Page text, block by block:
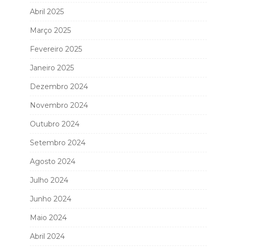
Abril 2025
Março 2025
Fevereiro 2025
Janeiro 2025
Dezembro 2024
Novembro 2024
Outubro 2024
Setembro 2024
Agosto 2024
Julho 2024
Junho 2024
Maio 2024
Abril 2024